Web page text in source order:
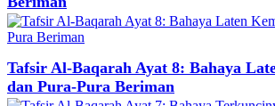
Tafsir Al-Baqarah Ayat 8: Bahaya
dan Pura-Pura Beriman